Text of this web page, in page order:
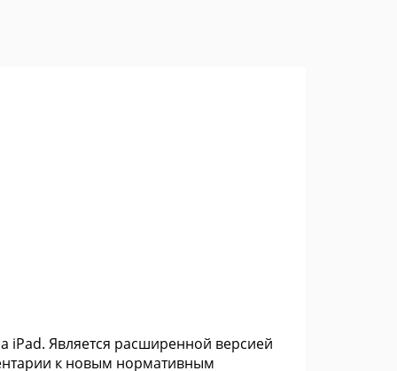
iPad. Является расширенной версией
к новым нормативным